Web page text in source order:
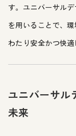
す。ユニバーサル
を用いることで、
わたり安全かつ快適
ユニバーサル
未来